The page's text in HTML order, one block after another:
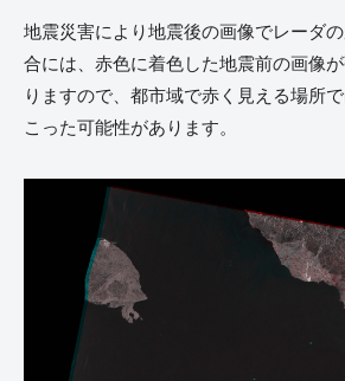
地震災害により地震後の画像でレーダ
合には、赤色に着色した地震前の画像
りますので、都市域で赤く見える場所
こった可能性があります。